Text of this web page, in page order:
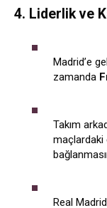
4. Liderlik ve
Madrid’e
zamanda
Takım
maçlardaki
Real